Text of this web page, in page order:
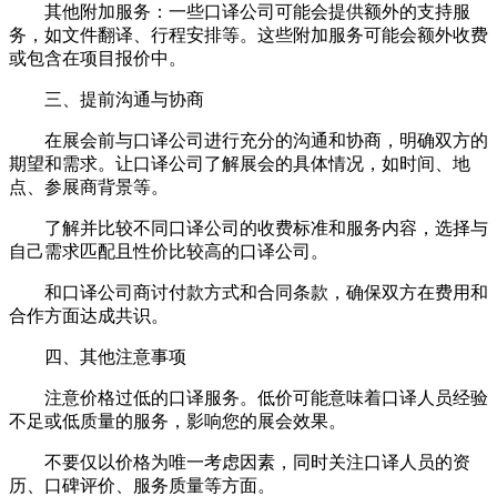
其他附加服务：一些口译公司可能会提供额外的支持服
务，如文件翻译、行程安排等。这些附加服务可能会额外收费
或包含在项目报价中。
三、提前沟通与协商
在展会前与口译公司进行充分的沟通和协商，明确双方的
期望和需求。让口译公司了解展会的具体情况，如时间、地
点、参展商背景等。
了解并比较不同口译公司的收费标准和服务内容，选择与
自己需求匹配且性价比较高的口译公司。
和口译公司商讨付款方式和合同条款，确保双方在费用和
合作方面达成共识。
四、其他注意事项
注意价格过低的口译服务。低价可能意味着口译人员经验
不足或低质量的服务，影响您的展会效果。
不要仅以价格为唯一考虑因素，同时关注口译人员的资
历、口碑评价、服务质量等方面。